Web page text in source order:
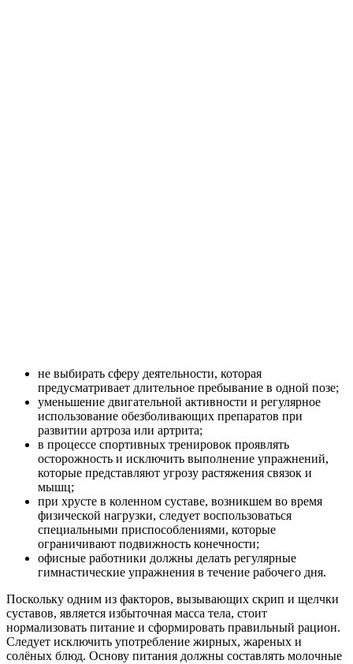
не выбирать сферу деятельности, которая
предусматривает длительное пребывание в одной позе;
уменьшение двигательной активности и регулярное
использование обезболивающих препаратов при
развитии артроза или артрита;
в процессе спортивных тренировок проявлять
осторожность и исключить выполнение упражнений,
которые представляют угрозу растяжения связок и
мышц;
при хрусте в коленном суставе, возникшем во время
физической нагрузки, следует воспользоваться
специальными приспособлениями, которые
ограничивают подвижность конечности;
офисные работники должны делать регулярные
гимнастические упражнения в течение рабочего дня.
Поскольку одним из факторов, вызывающих скрип и щелчки
суставов, является избыточная масса тела, стоит
нормализовать питание и сформировать правильный рацион.
Следует исключить употребление жирных, жареных и
солёных блюд. Основу питания должны составлять молочные